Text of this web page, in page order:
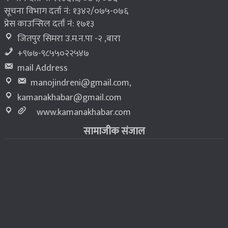
सूचना विभाग दर्ता नं: १३४२/०७५-०७६
प्रेस काउन्सिल दर्ता नं: १७१३
जितपुर सिमरा उ.म.न.पा -२ ,बारा
+९७७-९८५५०२२५४७
mail Address
manojindreni@gmail.com,
kamanakhabar@gmail.com
www.kamanakhabar.com
सामाजीक संजाल